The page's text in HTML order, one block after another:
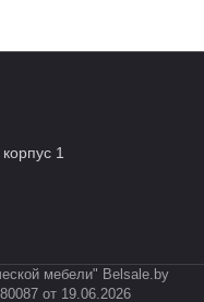
1
мебели" Belsale.by
от 19.06.2026